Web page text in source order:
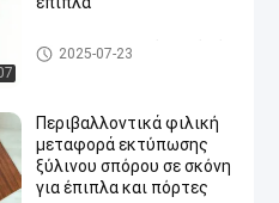
Επιχρίσεις σε σκόνη από κόκ
κους ξύλου
2025-07-23
Περιβαλλοντικά φιλική
μεταφορά εκτύπωσης
ξύλινου σπόρου σε σκόνη
για έπιπλα και πόρτες